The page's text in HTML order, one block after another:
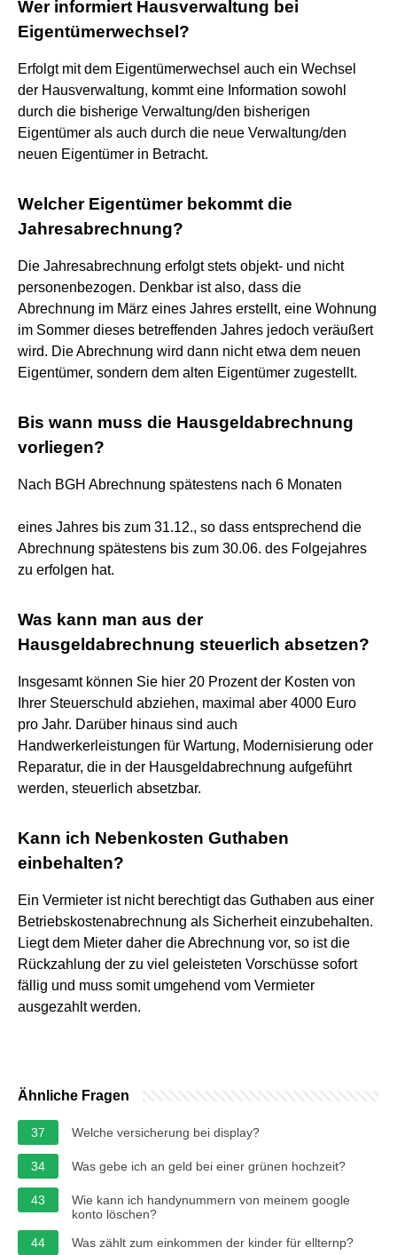
Wer informiert Hausverwaltung bei
Eigentümerwechsel?
Erfolgt mit dem Eigentümerwechsel auch ein Wechsel
der Hausverwaltung, kommt eine Information sowohl
durch die bisherige Verwaltung/den bisherigen
Eigentümer als auch durch die neue Verwaltung/den
neuen Eigentümer in Betracht.
Welcher Eigentümer bekommt die
Jahresabrechnung?
Die Jahresabrechnung erfolgt stets objekt- und nicht
personenbezogen. Denkbar ist also, dass die
Abrechnung im März eines Jahres erstellt, eine Wohnung
im Sommer dieses betreffenden Jahres jedoch veräußert
wird. Die Abrechnung wird dann nicht etwa dem neuen
Eigentümer, sondern dem alten Eigentümer zugestellt.
Bis wann muss die Hausgeldabrechnung
vorliegen?
Nach BGH Abrechnung spätestens nach 6 Monaten
eines Jahres bis zum 31.12., so dass entsprechend die
Abrechnung spätestens bis zum 30.06. des Folgejahres
zu erfolgen hat.
Was kann man aus der
Hausgeldabrechnung steuerlich absetzen?
Insgesamt können Sie hier 20 Prozent der Kosten von
Ihrer Steuerschuld abziehen, maximal aber 4000 Euro
pro Jahr. Darüber hinaus sind auch
Handwerkerleistungen für Wartung, Modernisierung oder
Reparatur, die in der Hausgeldabrechnung aufgeführt
werden, steuerlich absetzbar.
Kann ich Nebenkosten Guthaben
einbehalten?
Ein Vermieter ist nicht berechtigt das Guthaben aus einer
Betriebskostenabrechnung als Sicherheit einzubehalten.
Liegt dem Mieter daher die Abrechnung vor, so ist die
Rückzahlung der zu viel geleisteten Vorschüsse sofort
fällig und muss somit umgehend vom Vermieter
ausgezahlt werden.
Ähnliche Fragen
37 Welche versicherung bei display?
34 Was gebe ich an geld bei einer grünen hochzeit?
43
Wie kann ich handynummern von meinem google
konto löschen?
44
Was zählt zum einkommen der kinder für ellternp?